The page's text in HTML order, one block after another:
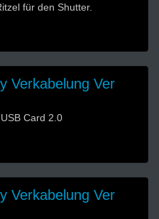
für den Shutter.
Verkabelung Ver
Card 2.0
Verkabelung Ver